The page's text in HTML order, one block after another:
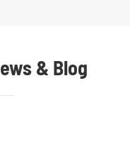
& Blog